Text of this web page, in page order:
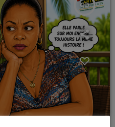
insert_link